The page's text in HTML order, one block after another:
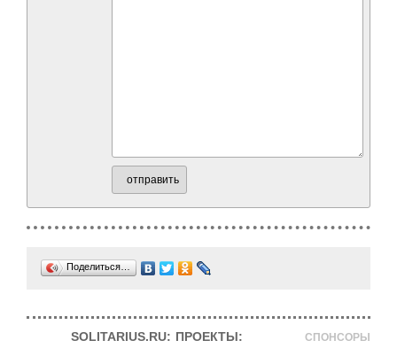
отправить
Поделиться…
SOLITARIUS.RU: ПРОЕКТЫ: СПОНСОРЫ